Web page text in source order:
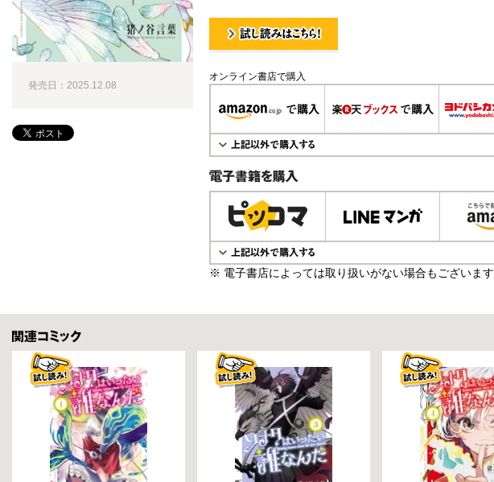
オンライン書店で購入
電子書籍で購入
※ 電子書店によっては取り扱いがない場合もございます
発売日：2025.12.08
関連コミックス